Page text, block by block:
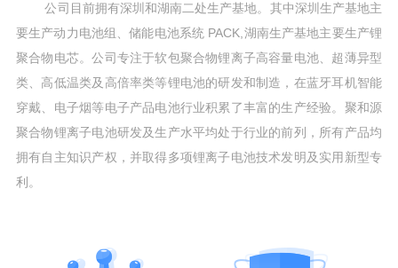
公司目前拥有深圳和湖南二处生产基地。其中深圳生产基地主
要生产动力电池组、储能电池系统 PACK,湖南生产基地主要生产锂
聚合物电芯。公司专注于软包聚合物锂离子高容量电池、超薄异型
类、高低温类及高倍率类等锂电池的研发和制造，在蓝牙耳机智能
穿戴、电子烟等电子产品电池行业积累了丰富的生产经验。聚和源
聚合物锂离子电池研发及生产水平均处于行业的前列，所有产品均
拥有自主知识产权，并取得多项锂离子电池技术发明及实用新型专
利。